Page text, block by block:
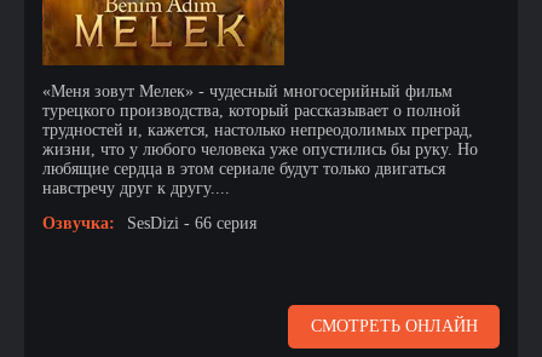
«Меня зовут Мелек» - чудесный многосерийный фильм
турецкого производства, который рассказывает о полной
трудностей и, кажется, настолько непреодолимых преград,
жизни, что у любого человека уже опустились бы руку. Но
любящие сердца в этом сериале будут только двигаться
навстречу друг к другу....
Озвучка:
SesDizi - 66 серия
СМОТРЕТЬ ОНЛАЙН